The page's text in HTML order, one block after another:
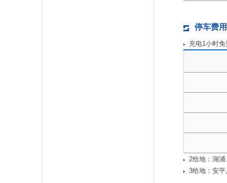
停车费用
充电1小时
2给地：湖
3给地：安